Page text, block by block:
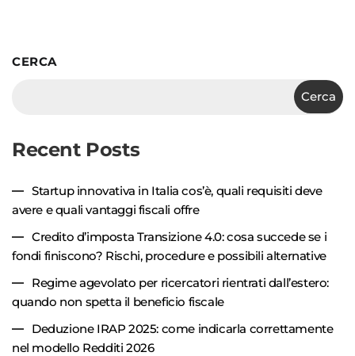
CERCA
Cerca
Recent Posts
Startup innovativa in Italia cos’è, quali requisiti deve
avere e quali vantaggi fiscali offre
Credito d’imposta Transizione 4.0: cosa succede se i
fondi finiscono? Rischi, procedure e possibili alternative
Regime agevolato per ricercatori rientrati dall’estero:
quando non spetta il beneficio fiscale
Deduzione IRAP 2025: come indicarla correttamente
nel modello Redditi 2026